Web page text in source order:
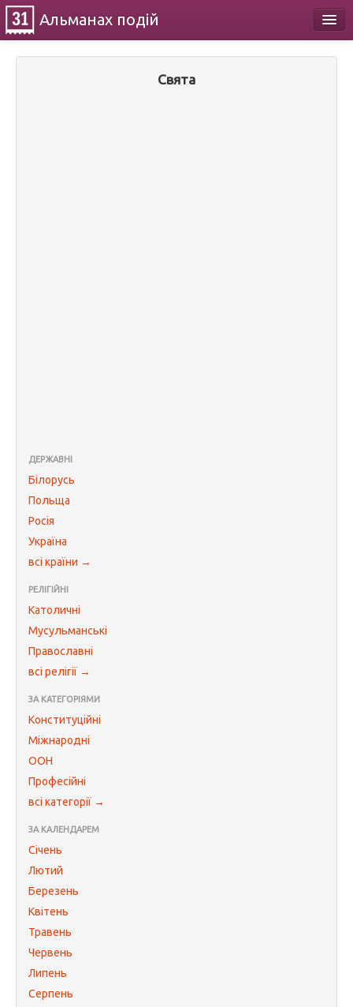
Альманах подій
Свята
ДЕРЖАВНІ
Білорусь
Польща
Росія
Україна
всі країни →
РЕЛІГІЙНІ
Католичні
Мусульманські
Православні
всі релігії →
ЗА КАТЕГОРІЯМИ
Конституційні
Міжнародні
ООН
Професійні
всі категорії →
ЗА КАЛЕНДАРЕМ
Січень
Лютий
Березень
Квітень
Травень
Червень
Липень
Серпень